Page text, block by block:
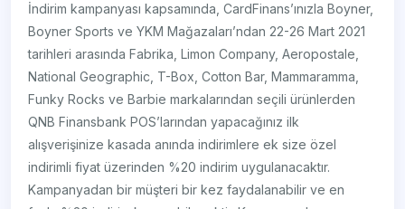
İndirim kampanyası kapsamında, CardFinans’ınızla Boyner,
Boyner Sports ve YKM Mağazaları’ndan 22-26 Mart 2021
tarihleri arasında Fabrika, Limon Company, Aeropostale,
National Geographic, T-Box, Cotton Bar, Mammaramma,
Funky Rocks ve Barbie markalarından seçili ürünlerden
QNB Finansbank POS’larından yapacağınız ilk
alışverişinize kasada anında indirimlere ek size özel
indirimli fiyat üzerinden %20 indirim uygulanacaktır.
Kampanyadan bir müşteri bir kez faydalanabilir ve en